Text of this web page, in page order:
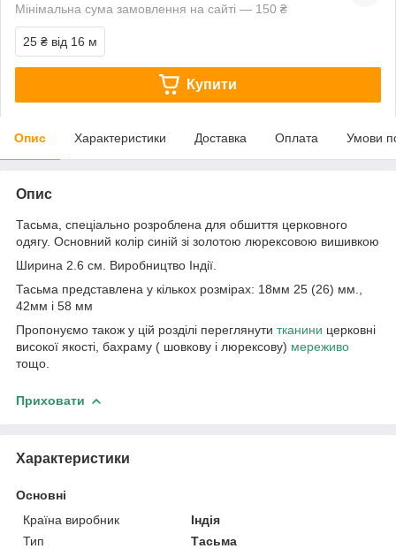
Мінімальна сума замовлення на сайті — 150 ₴
25 ₴ від 16 м
Купити
Опис Характеристики Доставка Оплата Умови
Опис
Тасьма, спеціально розроблена для обшиття церковного
одягу. Основний колір синій зі золотою люрексовою вишивкою
Ширина 2.6 см. Виробництво Індії.
Тасьма представлена у кількох розмірах: 18мм 25 (26) мм.,
42мм і 58 мм
Пропонуємо також у цій розділі переглянути тканини церковні
високої якості, бахраму ( шовкову і люрексову) мереживо
тощо.
Приховати
Характеристики
Основні
Країна виробник
Індія
Тип
Тасьма